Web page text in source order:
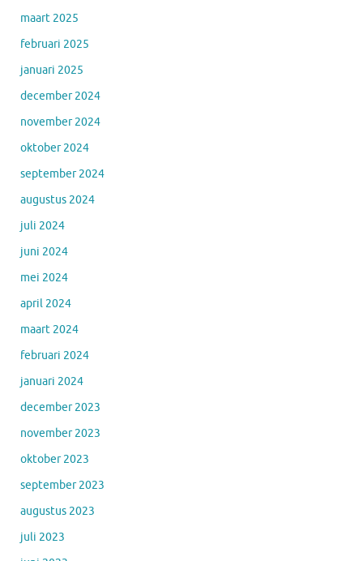
maart 2025
februari 2025
januari 2025
december 2024
november 2024
oktober 2024
september 2024
augustus 2024
juli 2024
juni 2024
mei 2024
april 2024
maart 2024
februari 2024
januari 2024
december 2023
november 2023
oktober 2023
september 2023
augustus 2023
juli 2023